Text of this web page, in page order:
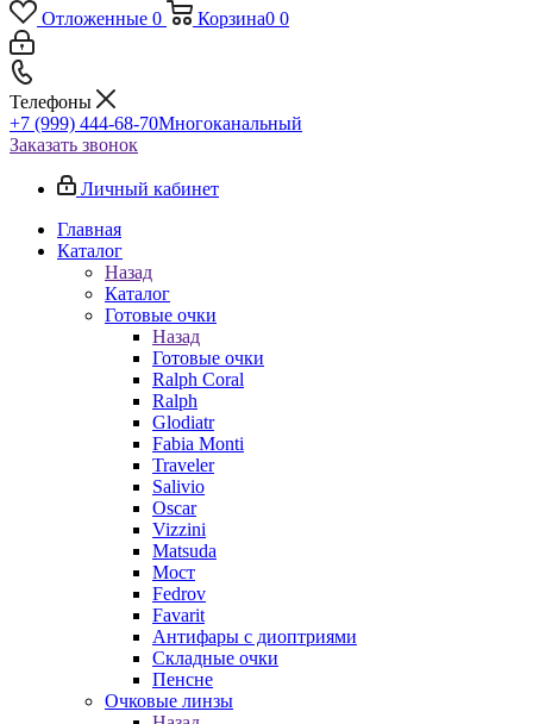
Отложенные 0 Корзина0 0
Телефоны
+7 (999) 444-68-70Многоканальный
Заказать звонок
Личный кабинет
Главная
Каталог
Назад
Каталог
Готовые очки
Назад
Готовые очки
Ralph Coral
Ralph
Glodiatr
Fabia Monti
Traveler
Salivio
Oscar
Vizzini
Matsuda
Мост
Fedrov
Favarit
Антифары с диоптриями
Складные очки
Пенсне
Очковые линзы